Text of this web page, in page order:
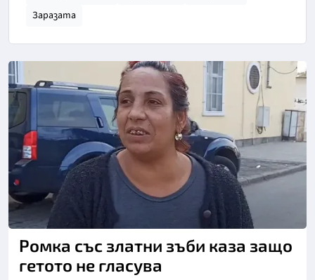
Заразата
Ромка със златни зъби каза защо
гетото не гласува